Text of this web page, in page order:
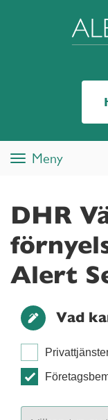
ToggleMeny
DHR
Alert
Vad